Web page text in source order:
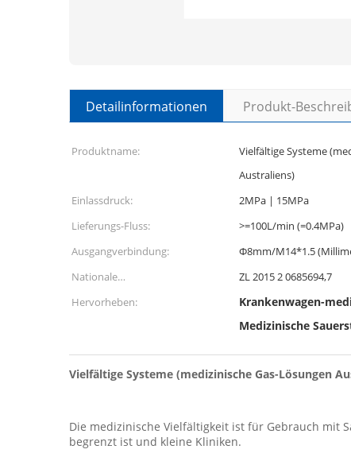
Detailinformationen Produkt-
Produktname:
Vielfältige Systeme
Australiens)
Einlassdruck: 2MPa | 15MPa
Lieferungs-Fluss:
>=100L/min (=0.4MPa)
Ausgangverbindung:
Φ8mm/M14*1.5
Nationale
Gebrauchsmusterpatente:
ZL 2015 2 0685694,7
Hervorheben:
Krankenwagen-
Medizinische
Vielfältige Systeme (medizinische Gas-Lösungen
Die medizinische Vielfältigkeit ist für Gebrauch mit
begrenzt ist und kleine Kliniken.